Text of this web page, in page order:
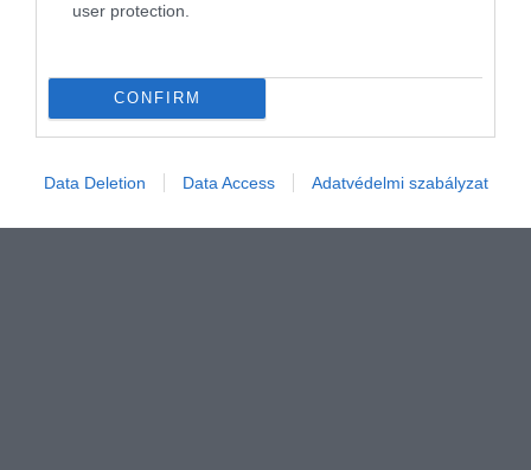
user protection.
CONFIRM
Data Deletion Data Access Adatvédelmi szabályzat
egyhelyben ülni nem túl szórakoztató
szempontból is rossz hatással lehet a
szervezetre. Nekik semmiképpen nem
ajánljuk azt a Dél-Amerikában üzemelő
szeli…